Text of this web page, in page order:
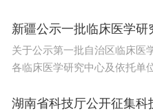
新疆公示一批临床医学研
关于公示第一批自治区临床医
各临床医学研究中心及依托单
湖南省科技厅公开征集科